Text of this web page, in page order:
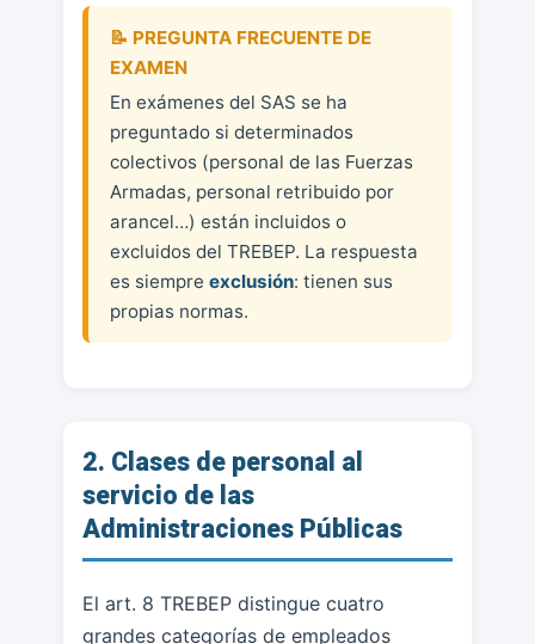
En exámenes del SAS se ha
preguntado si determinados
colectivos (personal de las Fuerzas
Armadas, personal retribuido por
arancel…) están incluidos o
excluidos del TREBEP. La respuesta
es siempreexclusión: tienen sus
propias normas.
2. Clases de personal al
servicio de las
Administraciones Públicas
El art. 8 TREBEP distingue cuatro
grandes categorías de empleados